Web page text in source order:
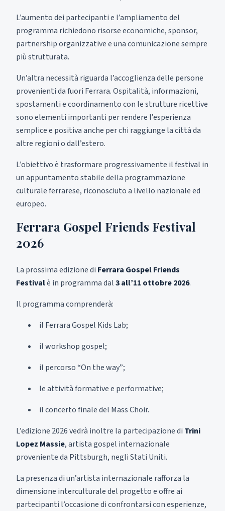
L’aumento dei partecipanti e l’ampliamento del
programma richiedono risorse economiche, sponsor,
partnership organizzative e una comunicazione sempre
più strutturata.
Un’altra necessità riguarda l’accoglienza delle persone
provenienti da fuori Ferrara. Ospitalità, informazioni,
spostamenti e coordinamento con le strutture ricettive
sono elementi importanti per rendere l’esperienza
semplice e positiva anche per chi raggiunge la città da
altre regioni o dall’estero.
L’obiettivo è trasformare progressivamente il festival in
un appuntamento stabile della programmazione
culturale ferrarese, riconosciuto a livello nazionale ed
europeo.
Ferrara Gospel Friends Festival
2026
La prossima edizione di Ferrara Gospel Friends
Festivalè in programma dal3 all’11 ottobre 2026.
Il programma comprenderà:
il Ferrara Gospel Kids Lab;
il workshop gospel;
il percorso “On the way”;
le attività formative e performative;
il concerto finale del Mass Choir.
L’edizione 2026 vedrà inoltre la partecipazione di Trini
Lopez Massie, artista gospel internazionale
proveniente da Pittsburgh, negli Stati Uniti.
La presenza di un’artista internazionale rafforza la
dimensione interculturale del progetto e offre ai
partecipanti l’occasione di confrontarsi con esperienze,